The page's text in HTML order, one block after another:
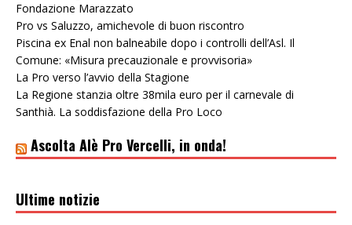
Fondazione Marazzato
Pro vs Saluzzo, amichevole di buon riscontro
Piscina ex Enal non balneabile dopo i controlli dell’Asl. Il
Comune: «Misura precauzionale e provvisoria»
La Pro verso l’avvio della Stagione
La Regione stanzia oltre 38mila euro per il carnevale di
Santhià. La soddisfazione della Pro Loco
Ascolta Alè Pro Vercelli, in onda!
Ultime notizie